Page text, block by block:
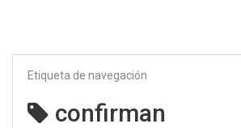
Etiqueta de navegación
confirman